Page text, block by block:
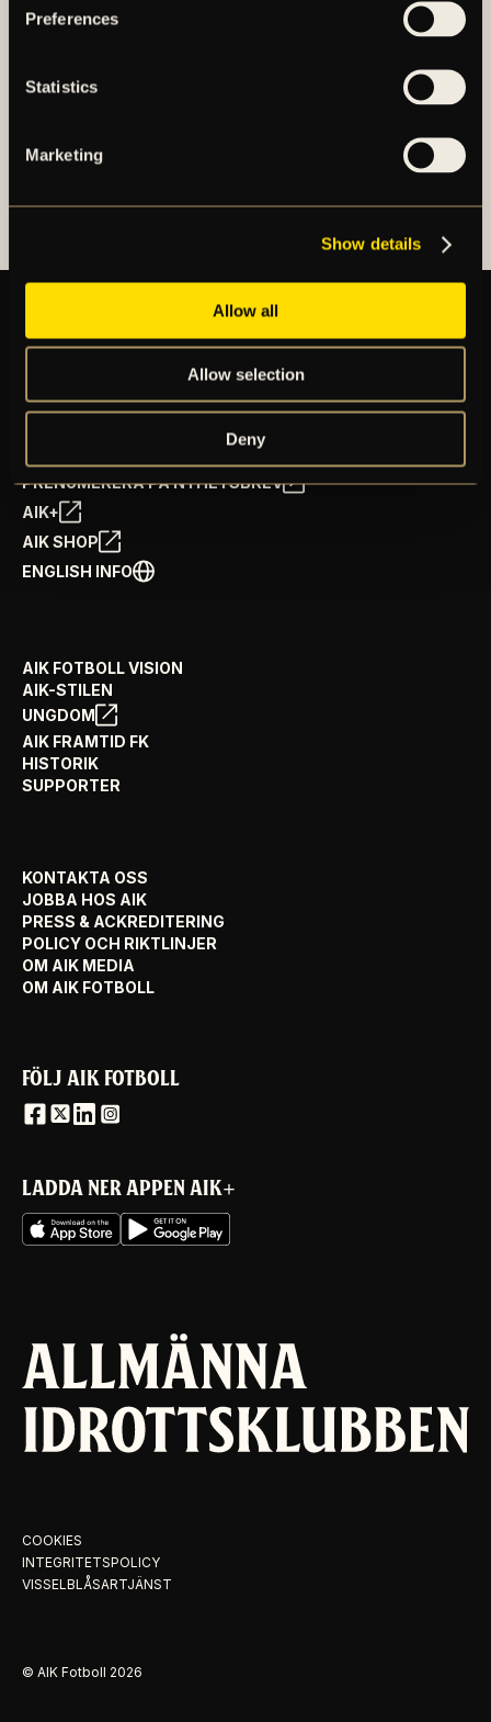
Preferences
Statistics
Marketing
Show details
Allow all
Allow selection
Deny
damlag. Herrlaget spelar i Allsvenskan och damlaget
spelar i OBOS Damallsvenskan. AIK Fotboll AB är
noterat på NGM Nordic Growth Market Stockholm.
OM AIK FOTBOLL AB
NYHETER
PRENUMERERA PÅ NYHETSBREV
AIK+
AIK SHOP
ENGLISH INFO
AIK FOTBOLL VISION
AIK-STILEN
UNGDOM
AIK FRAMTID FK
HISTORIK
SUPPORTER
KONTAKTA OSS
JOBBA HOS AIK
PRESS & ACKREDITERING
POLICY OCH RIKTLINJER
OM AIK MEDIA
OM AIK FOTBOLL
FÖLJ AIK FOTBOLL
LADDA NER APPEN AIK+
COOKIES
INTEGRITETSPOLICY
VISSELBLÅSARTJÄNST
© AIK Fotboll 2026